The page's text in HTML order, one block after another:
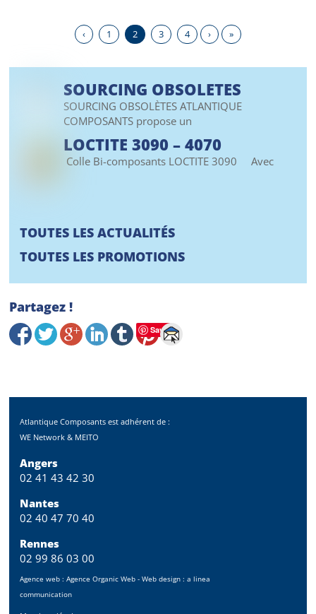
‹ 1 2 3 4 › »
SOURCING OBSOLETES
SOURCING OBSOLÈTES ATLANTIQUE
COMPOSANTS propose un
LOCTITE 3090 – 4070
Colle Bi-composants LOCTITE 3090 Avec
TOUTES LES ACTUALITÉS
TOUTES LES PROMOTIONS
Partagez !
Save
Atlantique Composants est adhérent de :
WE Network & MEITO
Angers
02 41 43 42 30
Nantes
02 40 47 70 40
Rennes
02 99 86 03 00
Agence web :Agence Organic Web - Web design :a linea
communication